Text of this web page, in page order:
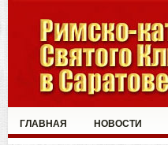
ГЛАВНАЯ НОВОСТИ